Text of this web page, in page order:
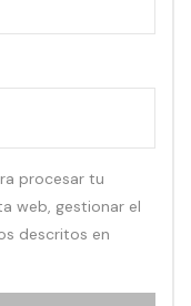
procesar tu
web, gestionar el
descritos en